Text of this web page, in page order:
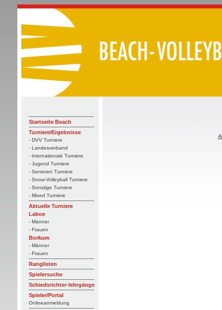
Startseite Beach
Turniere/Ergebnisse
- DVV Turniere
- Landesverband
- internationale Turniere
- Jugend Turniere
- Senioren Turniere
- Snow-Volleyball Turniere
- Sonstige Turniere
- Mixed Turniere
Aktuelle Turniere
Laboe
- Männer
- Frauen
Borkum
- Männer
- Frauen
Ranglisten
Spielersuche
Schiedsrichter-lehrgänge
Spieler/Portal
Onlineanmeldung